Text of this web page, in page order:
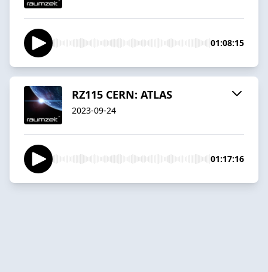
01:08:15
RZ115 CERN: ATLAS
2023-09-24
01:17:16